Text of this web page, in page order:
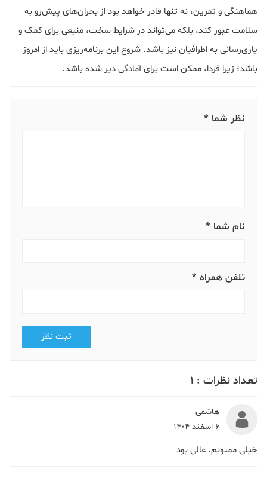
هماهنگی و تمرین، نه تنها قادر خواهد بود از بحران‌های پیش‌رو به
سلامت عبور کند، بلکه می‌تواند در شرایط سخت، منبعی برای کمک و
یاری‌رسانی به اطرافیان نیز باشد. شروع این برنامه‌ریزی باید از امروز
باشد؛ زیرا فردا، ممکن است برای آمادگی دیر شده باشد.
نظر شما *
نام شما *
تلفن همراه *
ثبت نظر
تعداد نظرات : 1
هاشمی
6 اسفند 1404
خیلی ممنونم. عالی بود